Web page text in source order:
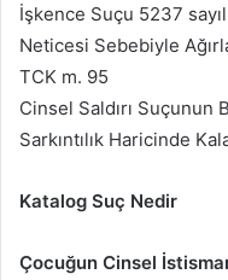
İşkence Suçu 5237
Neticesi Sebebiyle
TCK m. 95
Cinsel Saldırı Suçunun
Sarkıntılık Haricinde
Katalog Suç Nedir
Çocuğun Cinsel